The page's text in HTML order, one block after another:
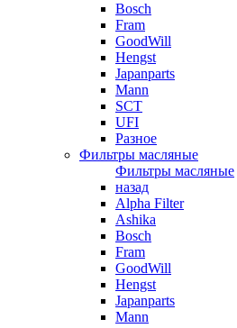
Bosch
Fram
GoodWill
Hengst
Japanparts
Mann
SCT
UFI
Разное
Фильтры масляные
Фильтры масляные
назад
Alpha Filter
Ashika
Bosch
Fram
GoodWill
Hengst
Japanparts
Mann